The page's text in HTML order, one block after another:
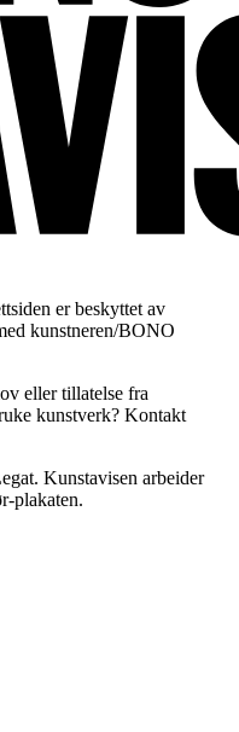
er beskyttet av
kunstneren/BONO
eller tillatelse fra
kunstverk? Kontakt
Kunstavisen arbeider
plakaten.